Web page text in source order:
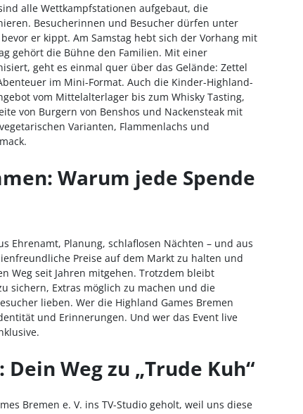
alle Wettkampfstationen aufgebaut, die
Besucherinnen und Besucher dürfen unter
er kippt. Am Samstag hebt sich der Vorhang mit
gehört die Bühne den Familien. Mit einer
geht es einmal quer über das Gelände: Zettel
im Mini-Format. Auch die Kinder-Highland-
vom Mittelalterlager bis zum Whisky Tasting,
von Burgern von Benshos und Nackensteak mit
Varianten, Flammenlachs und
Warum jede Spende
Ehrenamt, Planung, schlaflosen Nächten – und aus
Preise auf dem Markt zu halten und
Weg seit Jahren mitgehen. Trotzdem bleibt
sichern, Extras möglich zu machen und die
lieben. Wer die Highland Games Bremen
und Erinnerungen. Und wer das Event live
Weg zu „Trude Kuh“
Bremen e. V. ins TV-Studio geholt, weil uns diese